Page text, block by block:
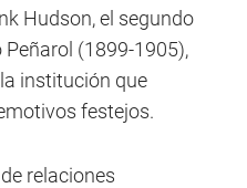
Hudson, el segundo
(1899-1905),
institución que
festejos.
relaciones